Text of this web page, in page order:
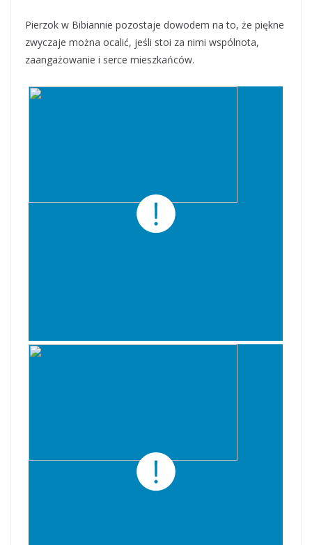
Pierzok w Bibiannie pozostaje dowodem na to, że piękne
zwyczaje można ocalić, jeśli stoi za nimi wspólnota,
zaangażowanie i serce mieszkańców.